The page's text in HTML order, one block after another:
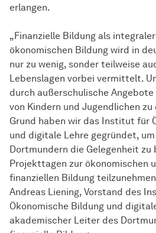
erlangen.
„Finanzielle Bildung als
ökonomischen Bildung wird in
nur zu wenig, sonder teilweise
Lebenslagen vorbei vermittelt.
durch außerschulische
von Kindern und Jugendlichen zu
Grund haben wir das Institut für
und digitale Lehre gegründet,
Dortmundern die Gelegenheit zu
Projekttagen zur ökonomischen
finanziellen Bildung
Andreas Liening, Vorstand des
Ökonomische Bildung und
akademischer Leiter des